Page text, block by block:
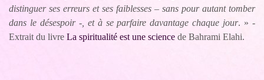
distinguer ses erreurs et ses faiblesses – sans pour autant tomber
dans le désespoir -, et à se parfaire davantage chaque jour. » -
Extrait du livre La spiritualité est une science de Bahrami Elahi.